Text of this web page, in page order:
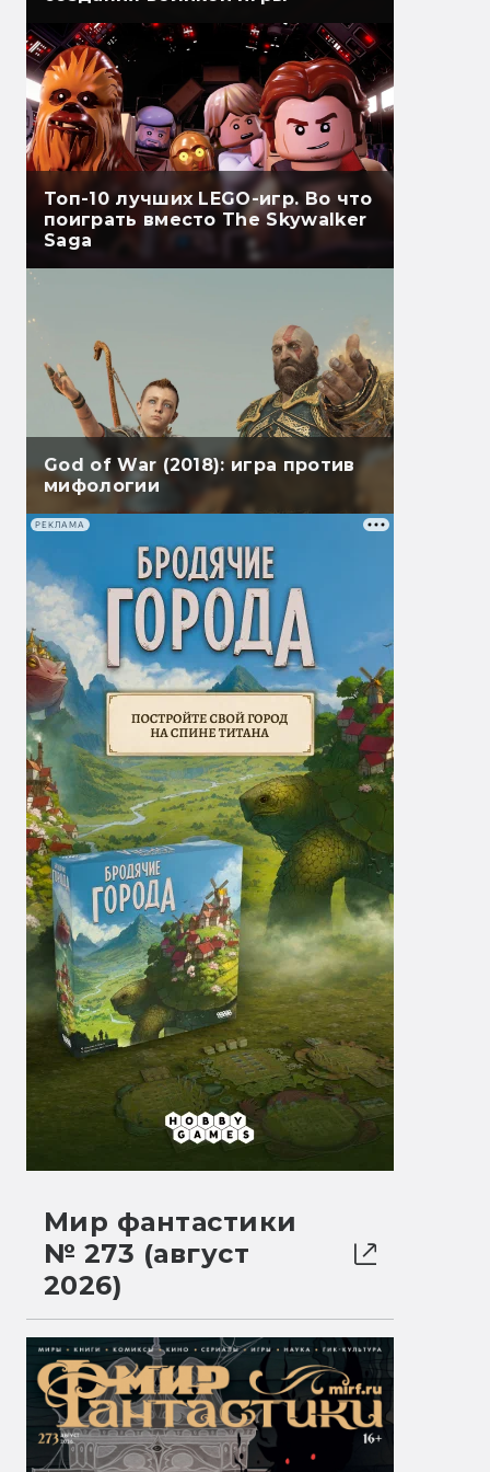
Топ-10 лучших LEGO-игр. Во что
поиграть вместо The Skywalker
Saga
God of War (2018): игра против
мифологии
РЕКЛАМА
Мир фантастики
№ 273 (август
2026)